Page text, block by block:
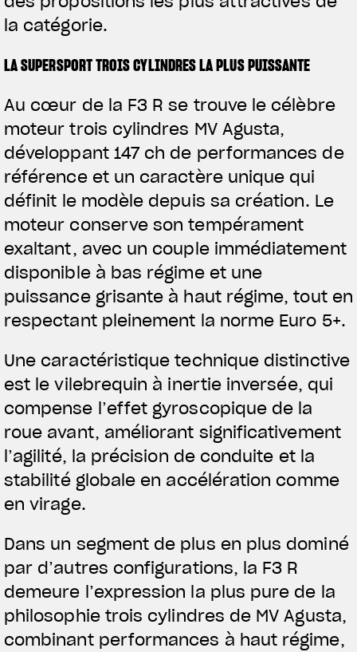
la catégorie.
LA SUPERSPORT TROIS CYLINDRES LA PLUS PUISSANTE
Au cœur de la F3 R se trouve le célèbre
moteur trois cylindres MV Agusta,
développant 147 ch de performances de
référence et un caractère unique qui
définit le modèle depuis sa création. Le
moteur conserve son tempérament
exaltant, avec un couple immédiatement
disponible à bas régime et une
puissance grisante à haut régime, tout en
respectant pleinement la norme Euro 5+.
Une caractéristique technique distinctive
est le vilebrequin à inertie inversée, qui
compense l’effet gyroscopique de la
roue avant, améliorant significativement
l’agilité, la précision de conduite et la
stabilité globale en accélération comme
en virage.
Dans un segment de plus en plus dominé
par d’autres configurations, la F3 R
demeure l’expression la plus pure de la
philosophie trois cylindres de MV Agusta,
combinant performances à haut régime,